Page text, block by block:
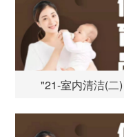
"21-室内清洁(二)